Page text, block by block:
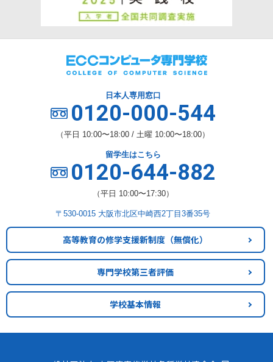
日本人専用窓口
0120-000-544
（平日 10:00〜18:00 / 土曜 10:00〜18:00）
留学生はこちら
0120-644-882
（平日 10:00〜17:30）
〒530-0015 大阪市北区中崎西2丁目3番35号
高等教育の修学支援新制度 （無償化）
専門学校第三者評価
学校基本情報